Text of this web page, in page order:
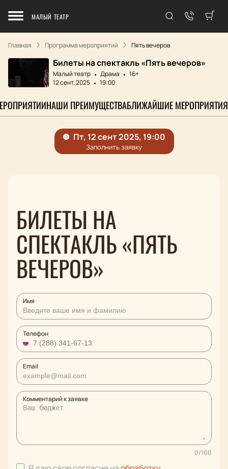
МАЛЫЙ ТЕАТР
Главная Программа мероприятий Пять вечеров
Билеты на спектакль «Пять вечеров»
Малый театр Драма
16+
12 сент. 2025
19:00
НАШИ ПРЕИМУЩЕСТВАБЛИЖАЙШИЕ МЕРОПРИЯТИЯ
БИЛЕТЫ НА
СПЕКТАКЛЬ «ПЯТЬ
ВЕЧЕРОВ»
Имя
Телефон
Email
Комментарий к заявке
0/100